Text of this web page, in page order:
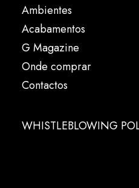
Ambientes
Acabamentos
G Magazine
Onde comprar
Contactos
WHISTLEBLOWING